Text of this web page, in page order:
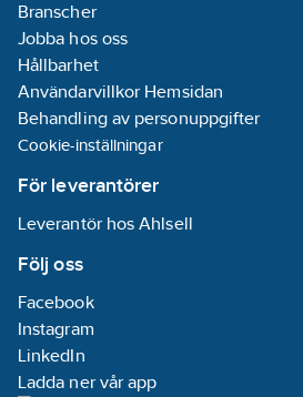
Branscher
Jobba hos oss
Hållbarhet
Användarvillkor Hemsidan
Behandling av personuppgifter
Cookie-inställningar
För leverantörer
Leverantör hos Ahlsell
Följ oss
Facebook
Instagram
LinkedIn
Ladda ner vår app